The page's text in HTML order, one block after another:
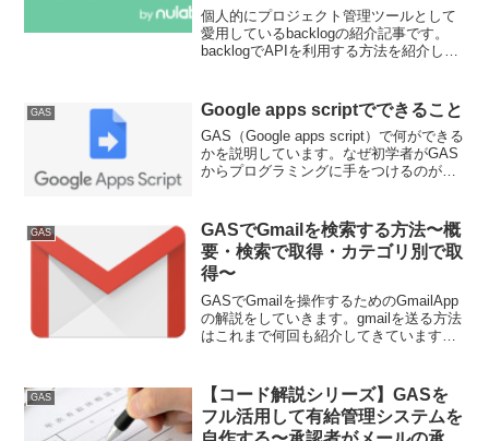
個人的にプロジェクト管理ツールとして
愛用しているbacklogの紹介記事です。
backlogでAPIを利用する方法を紹介して
です。
GAS Google apps scriptでできること
GAS（Google apps script）で何ができる
かを説明しています。なぜ初学者がGAS
からプログラミングに手をつけるのがい
か、など。
GAS
GASでGmailを検索する方法〜概
要・検索で取得・カテゴリ別で取
得〜
GASでGmailを操作するためのGmailApp
の解説をしていきます。gmailを送る方法
はこれまで何回も紹介してきています
概要と基本的な検索
GAS
【コード解説シリーズ】GASを
フル活用して有給管理システムを